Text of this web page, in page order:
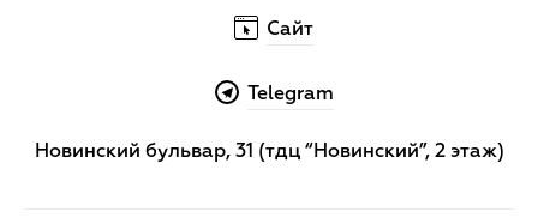
Сайт
Telegram
Новинский бульвар, 31 (тдц “Новинский”, 2 этаж)